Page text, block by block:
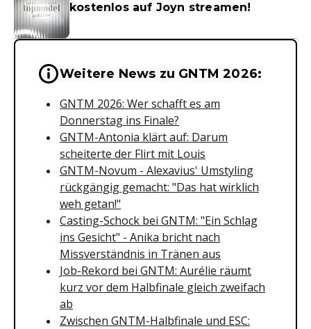
kostenlos auf Joyn streamen!
Wichtige Hinweise &
Weitere News zu GNTM 2026:
GNTM 2026: Wer schafft es am
Donnerstag ins Finale?
GNTM-Antonia klärt auf: Darum
scheiterte der Flirt mit Louis
GNTM-Novum - Alexavius' Umstyling
rückgängig gemacht: "Das hat wirklich
weh getan!"
Casting-Schock bei GNTM: "Ein Schlag
ins Gesicht" - Anika bricht nach
Missverständnis in Tränen aus
Job-Rekord bei GNTM: Aurélie räumt
kurz vor dem Halbfinale gleich zweifach
ab
Zwischen GNTM-Halbfinale und ESC: